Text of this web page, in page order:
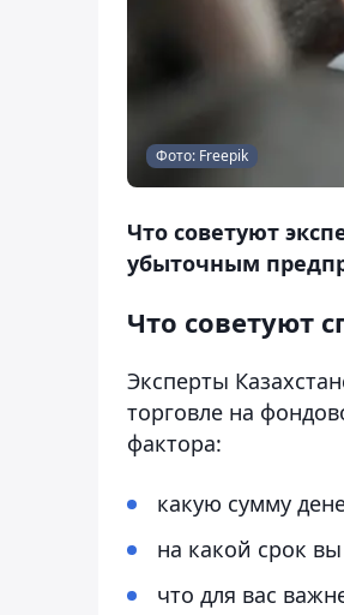
Фото: Freepik
Что советуют
убыточным
Что советуют
Эксперты
торговле на
фактора:
какую сумму
на какой срок
что для вас